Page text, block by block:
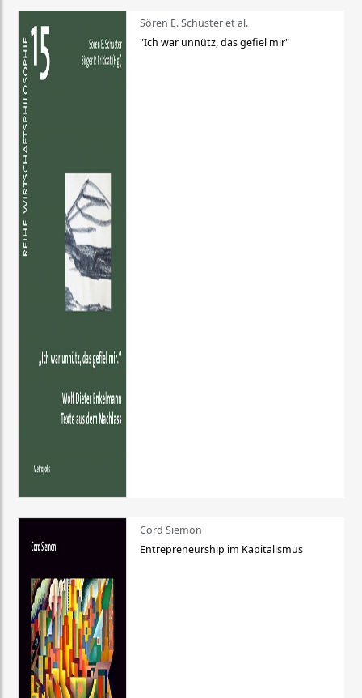
Sören E. Schuster et al.
"Ich war unnütz, das gefiel mir"
Cord Siemon
Entrepreneurship im Kapitalismus